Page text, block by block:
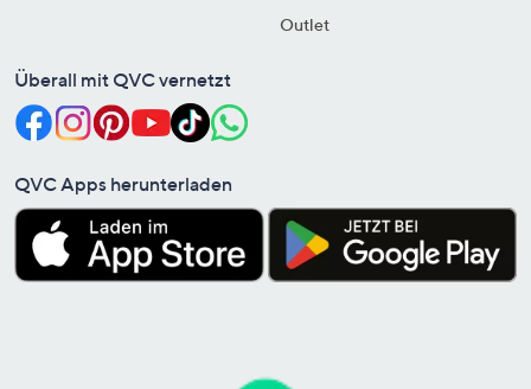
Outlet
Überall mit QVC vernetzt
QVC Apps herunterladen